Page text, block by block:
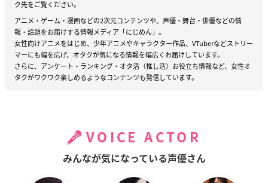
ク先をご覧ください。
アニメ・ゲーム・漫画などの2次元コンテンツや、声優・舞台・俳優などの情
報・話題をお届けする情報メディア「にじめん」。
女性向けアニメをはじめ、少年アニメやキャラクター作品、VTuberなどストリー
マーにも幅を広げ、オタクが気になる情報を幅広くお届けしています。
さらに、アンケート・ランキング・オタ活（推し活）お役立ち情報など、女性オ
タクがワクワク楽しめるようなコンテンツも発信しています。
VOICE ACTOR
みんなが気になっている声優さん